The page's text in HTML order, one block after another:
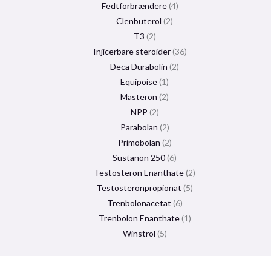
Fedtforbrændere 4
Clenbuterol 2
T3 2
Injicerbare steroider 36
Deca Durabolin 2
Equipoise 1
Masteron 2
NPP 2
Parabolan 2
Primobolan 2
Sustanon 250 6
Testosteron Enanthate 2
Testosteronpropionat 5
Trenbolonacetat 6
Trenbolon Enanthate 1
Winstrol 5